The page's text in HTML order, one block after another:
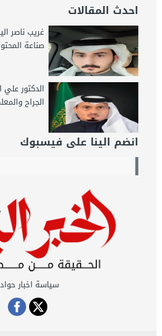
احدث المقالات
صناعة
الدكتور
الجراح
انضم الينا على فيسبوك
سياسة اخبار